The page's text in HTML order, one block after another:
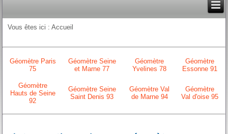
Vous êtes ici :Accueil
Géomètre Paris
75
Géomètre Seine
et Marne 77
Géomètre
Yvelines 78
Géomètre
Essonne 91
Géomètre
Hauts de Seine
92
Géomètre Seine
Saint Denis 93
Géomètre Val
de Marne 94
Géomètre
Val d'oise 95